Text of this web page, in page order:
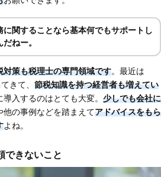
に関することなら基本何でもサポートし
ねー。
対策も税理士の専門領域です。最近は
きて、 節税知識を持つ経営者も増えてい
入するのはとても大変。 少しでも会社に
他の事例などを踏まえてアドバイスをもら
よね。
できないこと